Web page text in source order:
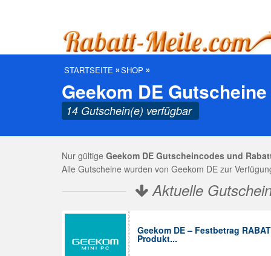
STARTSEITE SHOP
Geekom DE
14 Gutschein(e) verfügbar
Nur gültige Geekom DE Gutscheincodes und
Alle Gutscheine wurden von Geekom DE zur
Aktuelle
Geekom DE – Festbetrag
Produkt...